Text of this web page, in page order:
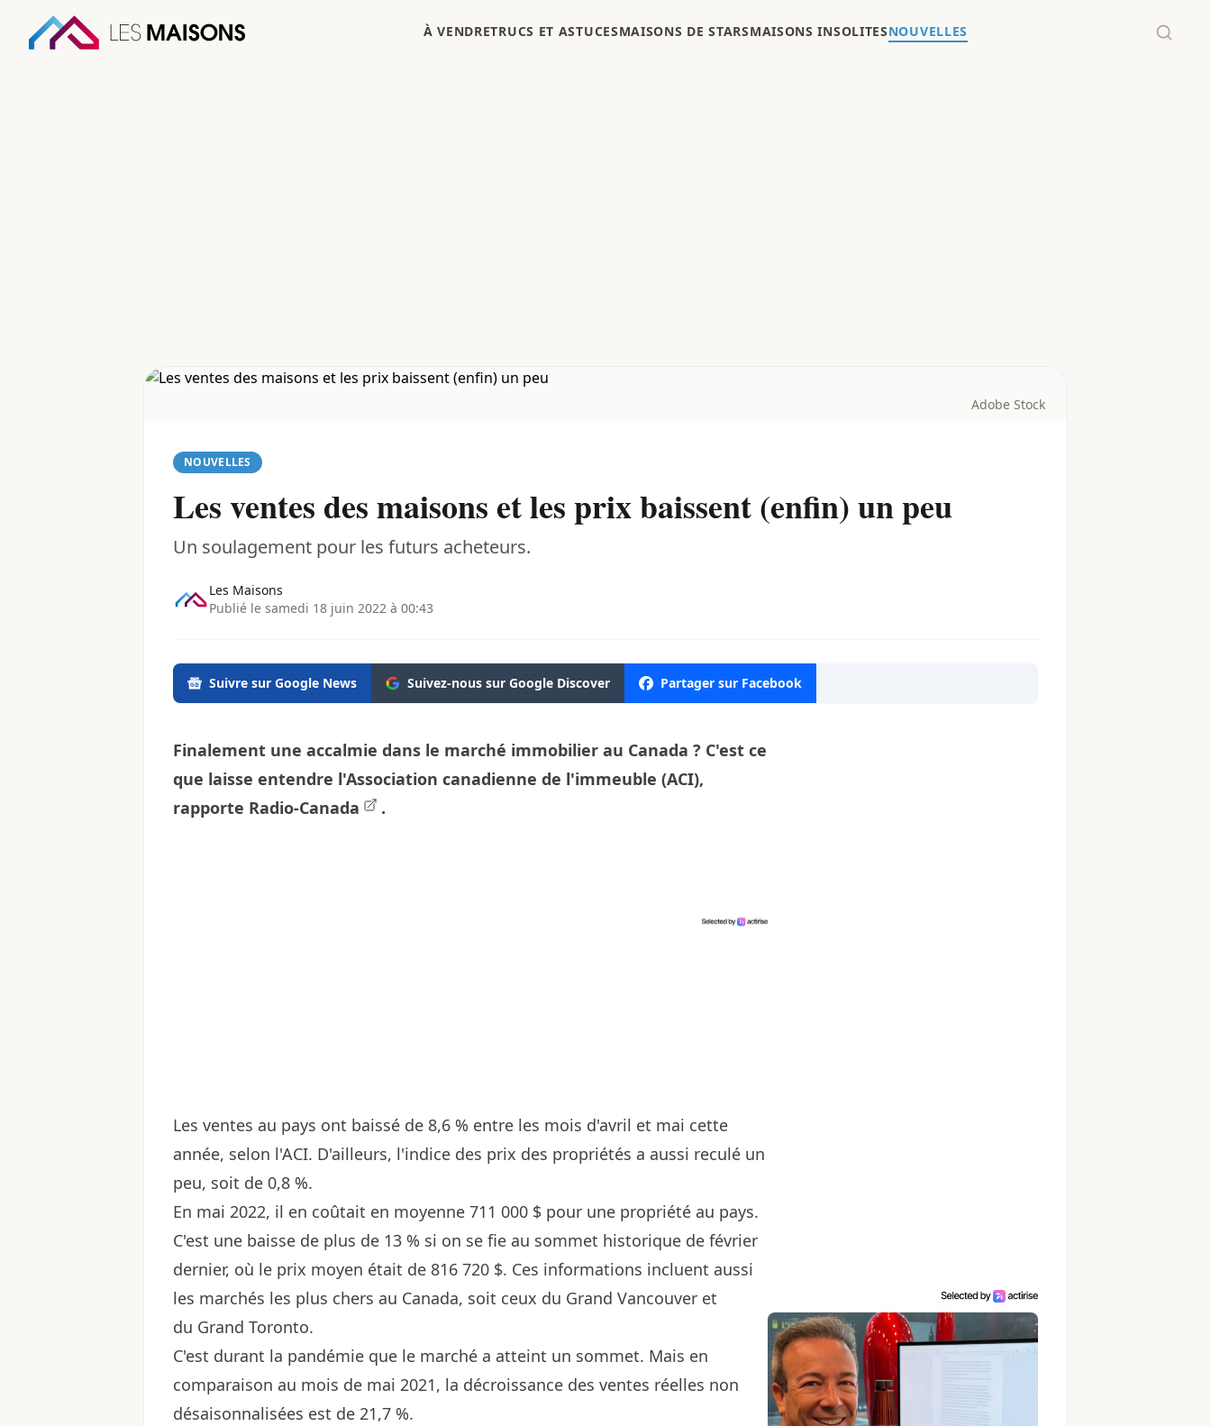
À VENDRETRUCS ET ASTUCESMAISONS DE STARSMAISONS INSOLITESNOUVELLES
Adobe Stock
NOUVELLES
Les ventes des maisons et les prix baissent (enfin) un peu
Un soulagement pour les futurs acheteurs.
Les Maisons
Publié le samedi 18 juin 2022 à 00:43
Suivre sur Google News Suivez-nous sur Google Discover Partager sur Facebook
Finalement une accalmie dans le marché immobilier au Canada ? C'est ce
que laisse entendre l'Association canadienne de l'immeuble (ACI),
rapporte Radio-Canada .
Les ventes au pays ont baissé de 8,6 % entre les mois d'avril et mai cette
année, selon l'ACI. D'ailleurs, l'indice des prix des propriétés a aussi reculé un
peu, soit de 0,8 %.
En mai 2022, il en coûtait en moyenne 711 000 $ pour une propriété au pays.
C'est une baisse de plus de 13 % si on se fie au sommet historique de février
dernier, où le prix moyen était de 816 720 $. Ces informations incluent aussi
les marchés les plus chers au Canada, soit ceux du Grand Vancouver et
du Grand Toronto.
C'est durant la pandémie que le marché a atteint un sommet. Mais en
comparaison au mois de mai 2021, la décroissance des ventes réelles non
désaisonnalisées est de 21,7 %.